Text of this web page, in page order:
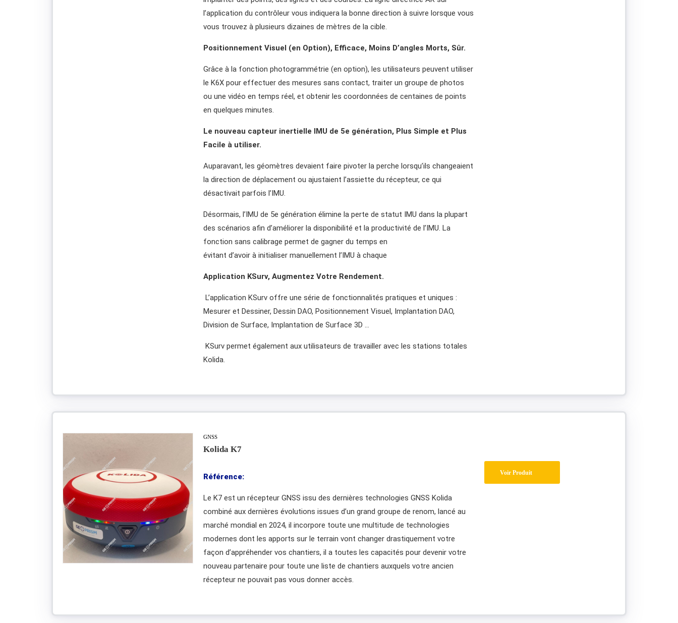
l’application du contrôleur vous indiquera la bonne direction à suivre lorsque vous
vous trouvez à plusieurs dizaines de mètres de la cible.
Positionnement Visuel (en Option), Efficace, Moins D’angles Morts, Sûr.
Grâce à la fonction photogrammétrie (en option), les utilisateurs peuvent utiliser
le K6X pour effectuer des mesures sans contact, traiter un groupe de photos
ou une vidéo en temps réel, et obtenir les coordonnées de centaines de points
en quelques minutes.
Le nouveau capteur inertielle IMU de 5e génération, Plus Simple et Plus
Facile à utiliser.
Auparavant, les géomètres devaient faire pivoter la perche lorsqu’ils changeaient
la direction de déplacement ou ajustaient l’assiette du récepteur, ce qui
désactivait parfois l’IMU.
Désormais, l’IMU de 5e génération élimine la perte de statut IMU dans la plupart
des scénarios afin d’améliorer la disponibilité et la productivité de l’IMU. La
fonction sans calibrage permet de gagner du temps en
évitant d’avoir à initialiser manuellement l’IMU à chaque
Application KSurv, Augmentez Votre Rendement.
L’application KSurv offre une série de fonctionnalités pratiques et uniques :
Mesurer et Dessiner, Dessin DAO, Positionnement Visuel, Implantation DAO,
Division de Surface, Implantation de Surface 3D …
KSurv permet également aux utilisateurs de travailler avec les stations totales
Kolida.
GNSS
Kolida K7
Référence:
Le K7 est un récepteur GNSS issu des dernières technologies GNSS Kolida
combiné aux dernières évolutions issues d’un grand groupe de renom, lancé au
marché mondial en 2024, il incorpore toute une multitude de technologies
modernes dont les apports sur le terrain vont changer drastiquement votre
façon d’appréhender vos chantiers, il a toutes les capacités pour devenir votre
nouveau partenaire pour toute une liste de chantiers auxquels votre ancien
récepteur ne pouvait pas vous donner accès.
Voir Produit